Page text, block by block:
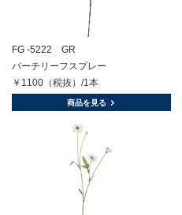
FG -5222 GR
バーチリーフスプレー
￥1100（税抜）/1本
商品を見る